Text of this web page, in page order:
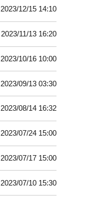
2023/12/15 14:10
2023/11/13 16:20
2023/10/16 10:00
2023/09/13 03:30
2023/08/14 16:32
2023/07/24 15:00
2023/07/17 15:00
2023/07/10 15:30